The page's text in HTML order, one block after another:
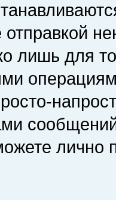
отправкой
лишь для
лично